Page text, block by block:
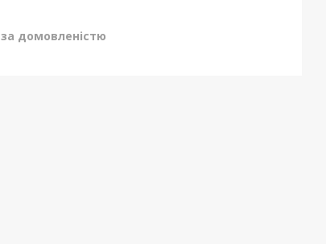
за домовленістю